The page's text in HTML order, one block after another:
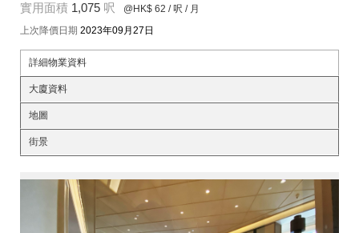
實用面積 1,075 呎 @HK$ 62 / 呎 / 月
上次降價日期 2023年09月27日
詳細物業資料
大廈資料
地圖
街景